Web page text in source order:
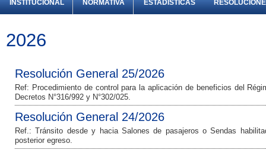
INSTITUCIONAL NORMATIVA ESTADÍSTICAS
2026
Resolución General 25/2026
Ref: Procedimiento de control para la aplicación de beneficios del
Decretos N°316/992 y N°302/025.
Resolución General 24/2026
Ref.: Tránsito desde y hacia Salones de pasajeros o Sendas
posterior egreso.